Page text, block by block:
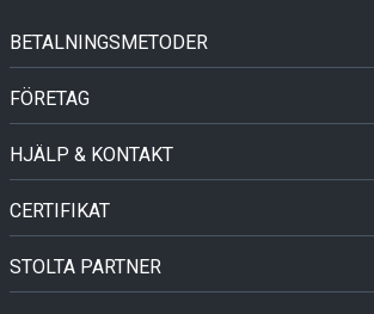
BETALNINGSMETODER
FÖRETAG
HJÄLP & KONTAKT
CERTIFIKAT
STOLTA PARTNER